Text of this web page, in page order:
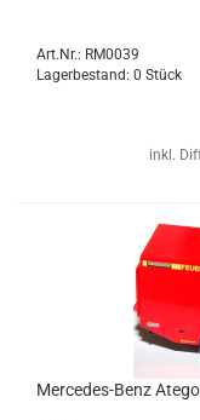
Art.Nr.: RM0039
Lagerbestand: 0 Stück
inkl.
Mercedes-​​Benz